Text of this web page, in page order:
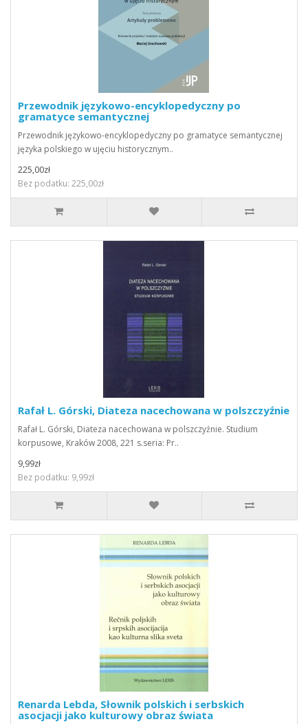
Przewodnik językowo-encyklopedyczny po
gramatyce semantycznej
Przewodnik językowo-encyklopedyczny po gramatyce semantycznej
języka polskiego w ujęciu historycznym..
225,00zł
Bez podatku: 225,00zł
Rafał L. Górski, Diateza nacechowana w polszczyźnie
Rafał L. Górski, Diateza nacechowana w polszczyźnie. Studium
korpusowe, Kraków 2008, 221 s.seria: Pr..
9,99zł
Bez podatku: 9,99zł
Renarda Lebda, Słownik polskich i serbskich
asocjacji jako kulturowy obraz świata